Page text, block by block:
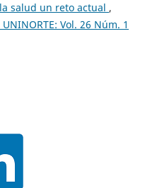
salud un reto actual ,
UNINORTE: Vol. 26 Núm. 1